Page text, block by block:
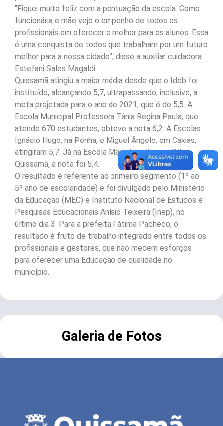
“Fiquei muito feliz com a pontuação da escola. Como
funcionária e mãe vejo o empenho de todos os
profissionais em oferecer o melhor para os alunos. Essa
é uma conquista de todos que trabalham por um futuro
melhor para a nossa cidade”, disse a auxiliar cuidadora
Estefani Sales Magaldi.
Quissamã atingiu a maior média desde que o Ideb foi
instituído, alcançando 5,7, ultrapassando, inclusive, a
meta projetada para o ano de 2021, que é de 5,5. A
Escola Municipal Professora Tânia Regina Paula, que
atende 670 estudantes, obteve a nota 6,2. A Escolas
Ignácio Hugo, na Penha, e Miguel Ângelo, em Caxias,
atingiram 5,7. Já na Escola Maria Lourdes, no Sítio
Quissamã, a nota foi 5,4.
O resultado é referente ao primeiro segmento (1º ao
5º ano de escolaridade) e foi divulgado pelo Ministério
da Educação (MEC) e Instituto Nacional de Estudos e
Pesquisas Educacionais Anísio Teixeira (Inep), no
último dia 3. Para a prefeita Fátima Pacheco, o
resultado é fruto de trabalho integrado entre todos os
profissionais e gestores, que não medem esforços
para oferecer uma Educação de qualidade no
município.
Galeria de Fotos